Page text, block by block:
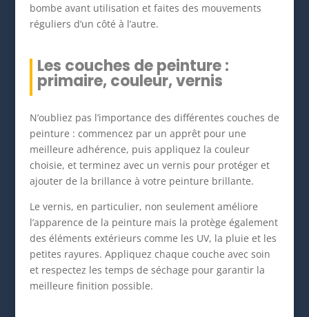
bombe avant utilisation et faites des mouvements
réguliers d’un côté à l’autre.
Les couches de peinture :
primaire, couleur, vernis
N’oubliez pas l’importance des différentes couches de
peinture : commencez par un apprêt pour une
meilleure adhérence, puis appliquez la couleur
choisie, et terminez avec un vernis pour protéger et
ajouter de la brillance à votre peinture brillante.
Le vernis, en particulier, non seulement améliore
l’apparence de la peinture mais la protège également
des éléments extérieurs comme les UV, la pluie et les
petites rayures. Appliquez chaque couche avec soin
et respectez les temps de séchage pour garantir la
meilleure finition possible.